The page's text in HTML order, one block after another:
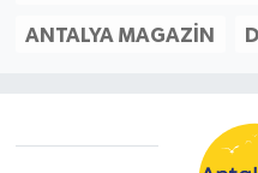
ANTALYA MAGAZIN